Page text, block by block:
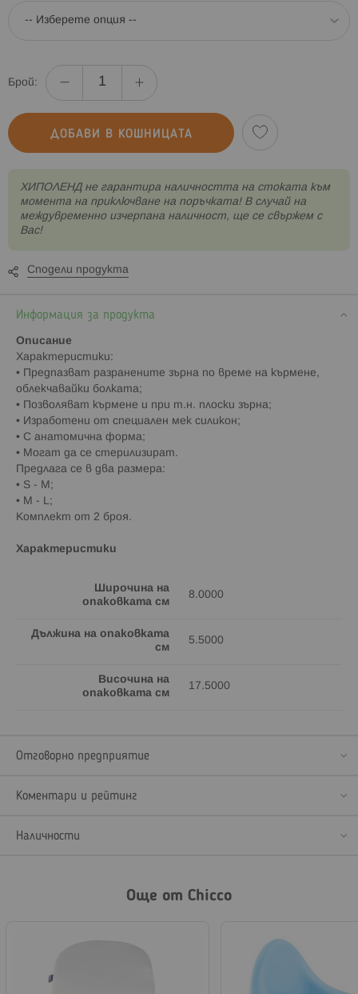
Брой:
ДОБАВИ В КОШНИЦАТА
XИПОЛЕНД не гарантира наличността на стоката към
момента на приключване на поръчката! В случай на
междувременно изчерпана наличност, ще се свържем с
Вас!
Сподели продукта
Информация за продукта
Описание
Характеристики:
• Предпазват разранените зърна по време на кърмене,
облекчавайки болката;
• Позволяват кърмене и при т.н. плоски зърна;
• Изработени от специален мек силикон;
• С анатомична форма;
• Могат да се стерилизират.
Предлага се в два размера:
• S - М;
• М - L;
Комплект от 2 броя.
Характеристики
Широчина на
опаковката см
8.0000
Дължина на опаковката
см
5.5000
Височина на
опаковката см
17.5000
Отговорно предприятие
Коментари и рейтинг
Наличности
Още от Chicco